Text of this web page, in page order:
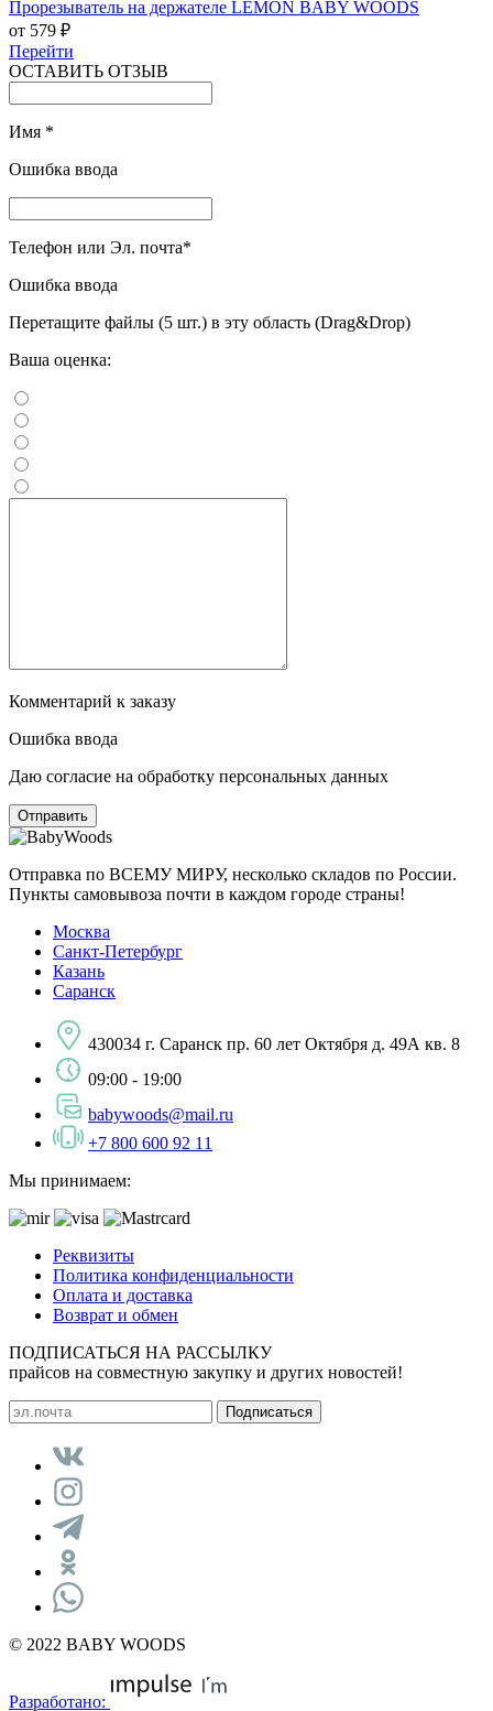
Прорезыватель на держателе LEMON BABY WOODS
от 579 ₽
Перейти
ОСТАВИТЬ ОТЗЫВ
Имя *
Ошибка ввода
Телефон или Эл. почта*
Ошибка ввода
Перетащите файлы (5 шт.) в эту область (Drag&Drop)
Ваша оценка:
Комментарий к заказу
Ошибка ввода
Даю согласие на обработку персональных данных
Отправка по ВСЕМУ МИРУ, несколько складов по России.
Пункты самовывоза почти в каждом городе страны!
Москва
Санкт-Петербург
Казань
Саранск
430034 г. Саранск пр. 60 лет Октября д. 49А кв. 8
09:00 - 19:00
babywoods@mail.ru
+7 800 600 92 11
Мы принимаем:
Реквизиты
Политика конфиденциальности
Оплата и доставка
Возврат и обмен
ПОДПИСАТЬСЯ НА РАССЫЛКУ
прайсов на совместную закупку и других новостей!
© 2022 BABY WOODS
Разработано: